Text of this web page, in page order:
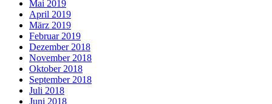
Mai 2019
April 2019
März 2019
Februar 2019
Dezember 2018
November 2018
Oktober 2018
September 2018
Juli 2018
Juni 2018